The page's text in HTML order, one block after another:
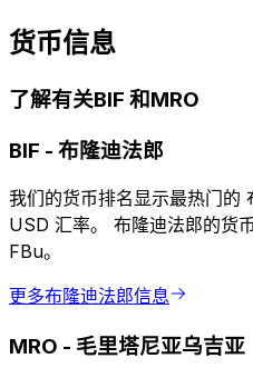
货币信息
了解有关BIF 和MRO
BIF - 布隆迪法郎
我们的货币排名显示最热门的
USD 汇率。 布隆迪法郎的货
FBu。
更多布隆迪法郎信息
MRO - 毛里塔尼亚乌吉亚